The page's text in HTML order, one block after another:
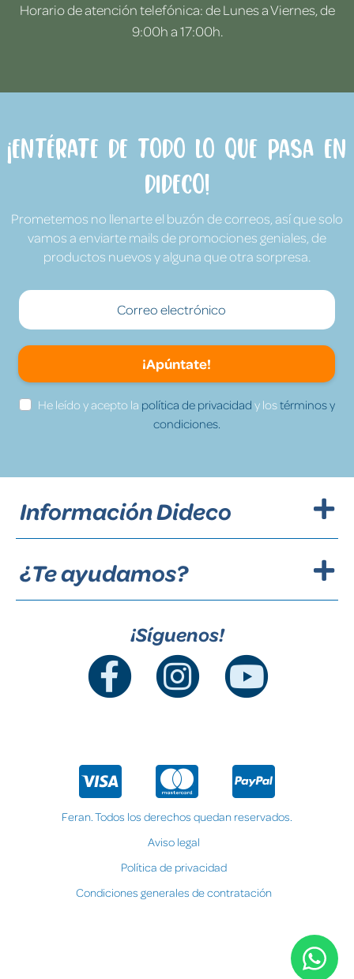
Horario de atención telefónica: de Lunes a Viernes, de
9:00h a 17:00h.
¡Entérate de todo lo que pasa en
Dideco!
Prometemos no llenarte el buzón de correos, así que solo
vamos a enviarte mails de promociones geniales, de
productos nuevos y alguna que otra sorpresa.
¡Apúntate!
He leído y acepto la política de privacidad y lostérminos y
condiciones.
Información Dideco
¿Te ayudamos?
¡Síguenos!
Feran. Todos los derechos quedan reservados.
Aviso legal
Política de privacidad
Condiciones generales de contratación